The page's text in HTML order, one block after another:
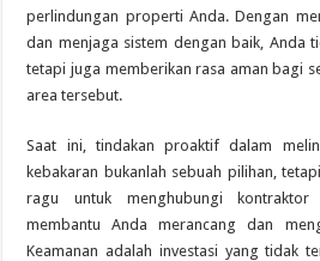
perlindungan properti Anda. Dengan
dan menjaga sistem dengan baik, Anda
tetapi juga memberikan rasa aman bagi
area tersebut.
Saat ini, tindakan proaktif dalam
kebakaran bukanlah sebuah pilihan,
ragu untuk menghubungi
membantu Anda merancang dan
Keamanan adalah investasi yang tidak